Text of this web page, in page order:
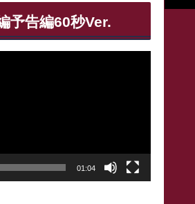
告編60秒Ver.
01:04